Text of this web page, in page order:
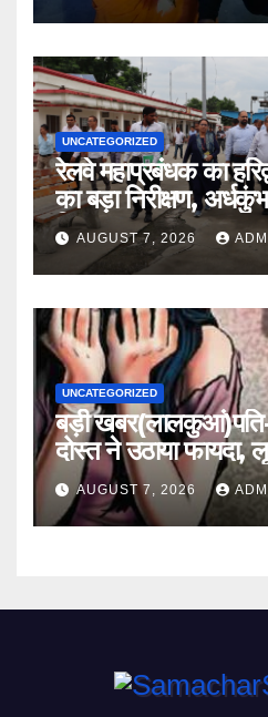
UNCATEGORIZED
रेलवे महाप्रबंधक का
का बड़ा निरीक्षण,
लिया जायजा
AUGUST 7, 2026
UNCATEGORIZED
बड़ी
दोस्त ने उठाया
AUGUST 7, 2026